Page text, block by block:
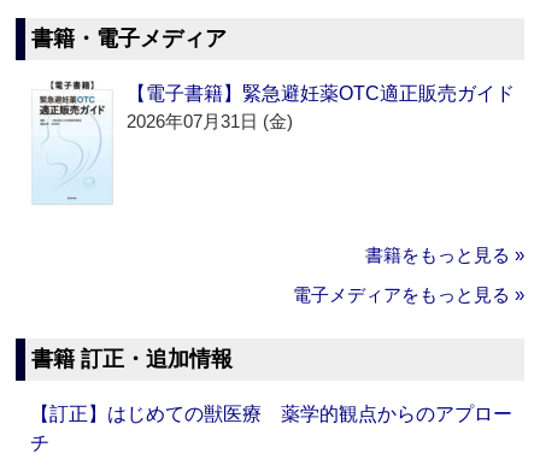
書籍・電子メディア
【電子書籍】緊急避妊薬OTC適正販売ガイド
2026年07月31日 (金)
書籍をもっと見る »
電子メディアをもっと見る »
書籍 訂正・追加情報
【訂正】はじめての獣医療 薬学的観点からのアプロー
チ